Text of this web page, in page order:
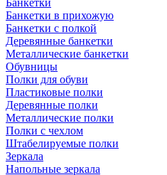
Банкетки
Банкетки в прихожую
Банкетки с полкой
Деревянные банкетки
Металлические банкетки
Обувницы
Полки для обуви
Пластиковые полки
Деревянные полки
Металлические полки
Полки с чехлом
Штабелируемые полки
Зеркала
Напольные зеркала